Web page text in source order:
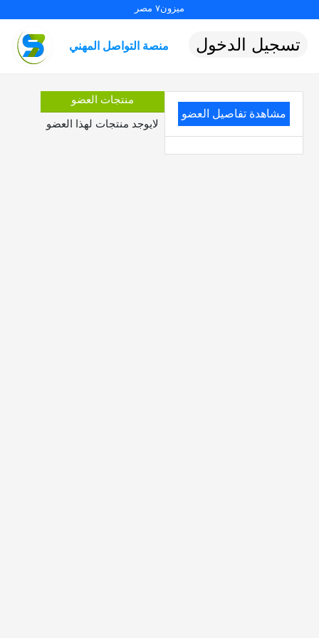
ميزون٧ مصر
منصة التواصل المهني تسجيل الدخول
مشاهدة تفاصيل العضو
منتجات العضو
لايوجد منتجات لهذا العضو